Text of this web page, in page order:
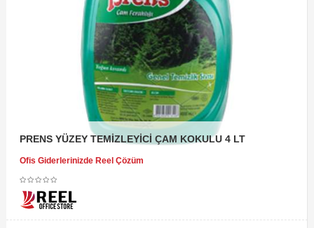
PRENS YÜZEY TEMİZLEYİCİ ÇAM KOKULU 4 LT
Ofis Giderlerinizde Reel Çözüm